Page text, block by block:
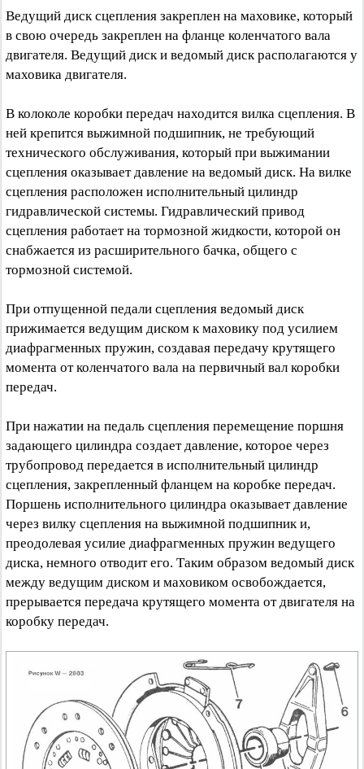
Ведущий диск сцепления закреплен на маховике, который
в свою очередь закреплен на фланце коленчатого вала
двигателя. Ведущий диск и ведомый диск располагаются у
маховика двигателя.
В колоколе коробки передач находится вилка сцепления. В
ней крепится выжимной подшипник, не требующий
технического обслуживания, который при выжимании
сцепления оказывает давление на ведомый диск. На вилке
сцепления расположен исполнительный цилиндр
гидравлической системы. Гидравлический привод
сцепления работает на тормозной жидкости, которой он
снабжается из расширительного бачка, общего с
тормозной системой.
При отпущенной педали сцепления ведомый диск
прижимается ведущим диском к маховику под усилием
диафрагменных пружин, создавая передачу крутящего
момента от коленчатого вала на первичный вал коробки
передач.
При нажатии на педаль сцепления перемещение поршня
задающего цилиндра создает давление, которое через
трубопровод передается в исполнительный цилиндр
сцепления, закрепленный фланцем на коробке передач.
Поршень исполнительного цилиндра оказывает давление
через вилку сцепления на выжимной подшипник и,
преодолевая усилие диафрагменных пружин ведущего
диска, немного отводит его. Таким образом ведомый диск
между ведущим диском и маховиком освобождается,
прерывается передача крутящего момента от двигателя на
коробку передач.